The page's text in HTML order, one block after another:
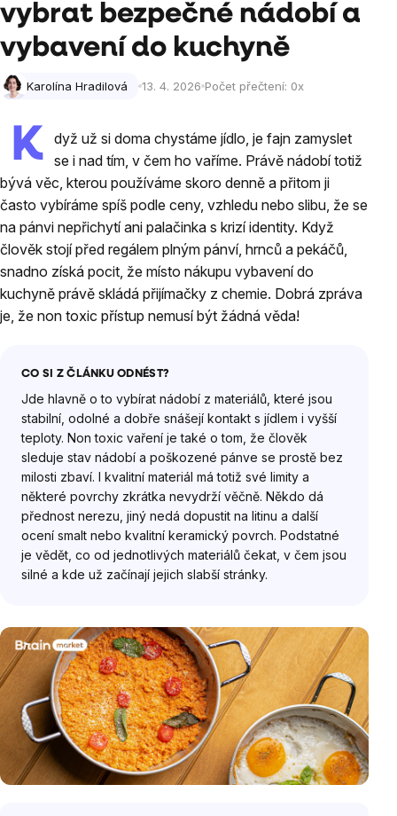
vybrat bezpečné nádobí a
vybavení do kuchyně
Karolína Hradilová 13. 4. 2026 Počet přečtení: 0x
K dyž už si doma chystáme jídlo, je fajn zamyslet
se i nad tím, v čem ho vaříme. Právě nádobí totiž
bývá věc, kterou používáme skoro denně a přitom ji
často vybíráme spíš podle ceny, vzhledu nebo slibu, že se
na pánvi nepřichytí ani palačinka s krizí identity. Když
člověk stojí před regálem plným pánví, hrnců a pekáčů,
snadno získá pocit, že místo nákupu vybavení do
kuchyně právě skládá přijímačky z chemie. Dobrá zpráva
je, že non toxic přístup nemusí být žádná věda!
CO SI Z ČLÁNKU ODNÉST?
Jde hlavně o to vybírat nádobí z materiálů, které jsou
stabilní, odolné a dobře snášejí kontakt s jídlem i vyšší
teploty. Non toxic vaření je také o tom, že člověk
sleduje stav nádobí a poškozené pánve se prostě bez
milosti zbaví. I kvalitní materiál má totiž své limity a
některé povrchy zkrátka nevydrží věčně. Někdo dá
přednost nerezu, jiný nedá dopustit na litinu a další
ocení smalt nebo kvalitní keramický povrch. Podstatné
je vědět, co od jednotlivých materiálů čekat, v čem jsou
silné a kde už začínají jejich slabší stránky.